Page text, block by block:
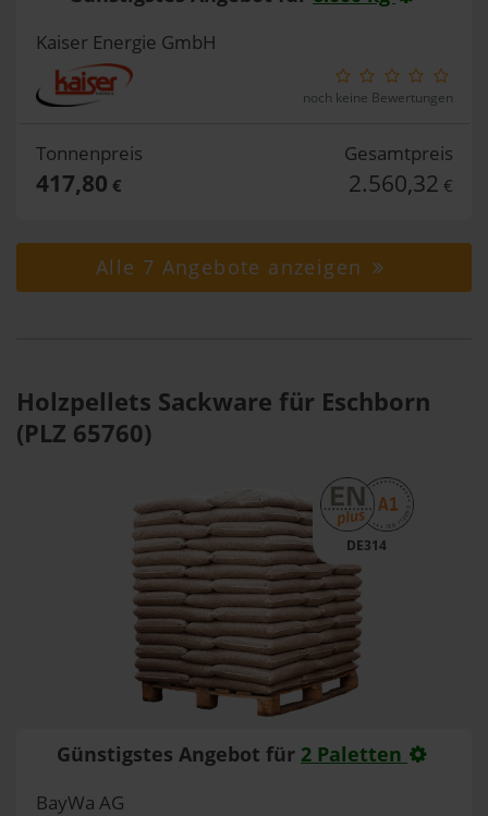
Kaiser Energie GmbH
noch keine Bewertungen
Tonnenpreis
417,80 €
Gesamtpreis
2.560,32 €
Alle 7 Angebote anzeigen
Holzpellets Sackware für Eschborn
(PLZ 65760)
DE314
Günstigstes Angebot für 2 Paletten
BayWa AG